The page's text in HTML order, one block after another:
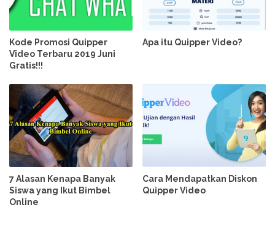
Kode Promosi Quipper
Video Terbaru 2019 Juni
Gratis!!!
Apa itu Quipper Video?
7 Alasan Kenapa Banyak
Siswa yang Ikut Bimbel
Online
Cara Mendapatkan Diskon
Quipper Video